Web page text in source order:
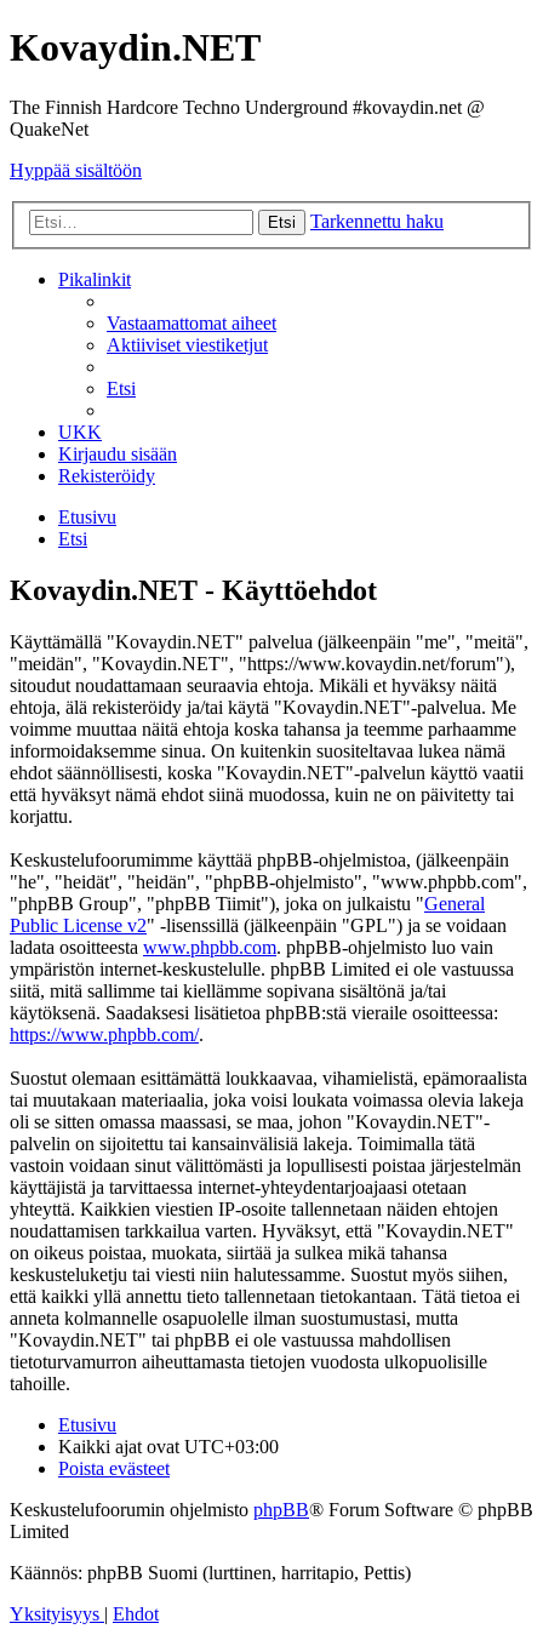
Kovaydin.NET
The Finnish Hardcore Techno Underground #kovaydin.net @
QuakeNet
Hyppää sisältöön
Etsi Tarkennettu haku
Pikalinkit
Vastaamattomat aiheet
Aktiiviset viestiketjut
Etsi
UKK
Kirjaudu sisään
Rekisteröidy
Etusivu
Etsi
Kovaydin.NET - Käyttöehdot
Käyttämällä "Kovaydin.NET" palvelua (jälkeenpäin "me", "meitä",
"meidän", "Kovaydin.NET", "https://www.kovaydin.net/forum"),
sitoudut noudattamaan seuraavia ehtoja. Mikäli et hyväksy näitä
ehtoja, älä rekisteröidy ja/tai käytä "Kovaydin.NET"-palvelua. Me
voimme muuttaa näitä ehtoja koska tahansa ja teemme parhaamme
informoidaksemme sinua. On kuitenkin suositeltavaa lukea nämä
ehdot säännöllisesti, koska "Kovaydin.NET"-palvelun käyttö vaatii
että hyväksyt nämä ehdot siinä muodossa, kuin ne on päivitetty tai
korjattu.
Keskustelufoorumimme käyttää phpBB-ohjelmistoa, (jälkeenpäin
"he", "heidät", "heidän", "phpBB-ohjelmisto", "www.phpbb.com",
"phpBB Group", "phpBB Tiimit"), joka on julkaistu "General
Public License v2" -lisenssillä (jälkeenpäin "GPL") ja se voidaan
ladata osoitteesta www.phpbb.com. phpBB-ohjelmisto luo vain
ympäristön internet-keskustelulle. phpBB Limited ei ole vastuussa
siitä, mitä sallimme tai kiellämme sopivana sisältönä ja/tai
käytöksenä. Saadaksesi lisätietoa phpBB:stä vieraile osoitteessa:
https://www.phpbb.com/.
Suostut olemaan esittämättä loukkaavaa, vihamielistä, epämoraalista
tai muutakaan materiaalia, joka voisi loukata voimassa olevia lakeja
oli se sitten omassa maassasi, se maa, johon "Kovaydin.NET"-
palvelin on sijoitettu tai kansainvälisiä lakeja. Toimimalla tätä
vastoin voidaan sinut välittömästi ja lopullisesti poistaa järjestelmän
käyttäjistä ja tarvittaessa internet-yhteydentarjoajaasi otetaan
yhteyttä. Kaikkien viestien IP-osoite tallennetaan näiden ehtojen
noudattamisen tarkkailua varten. Hyväksyt, että "Kovaydin.NET"
on oikeus poistaa, muokata, siirtää ja sulkea mikä tahansa
keskusteluketju tai viesti niin halutessamme. Suostut myös siihen,
että kaikki yllä annettu tieto tallennetaan tietokantaan. Tätä tietoa ei
anneta kolmannelle osapuolelle ilman suostumustasi, mutta
"Kovaydin.NET" tai phpBB ei ole vastuussa mahdollisen
tietoturvamurron aiheuttamasta tietojen vuodosta ulkopuolisille
tahoille.
Etusivu
Kaikki ajat ovat UTC+03:00
Poista evästeet
Keskustelufoorumin ohjelmisto phpBB® Forum Software © phpBB
Limited
Käännös: phpBB Suomi (lurttinen, harritapio, Pettis)
Yksityisyys | Ehdot